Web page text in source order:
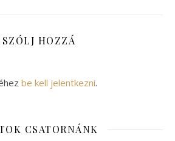
SZÓLJ HOZZÁ
be kell jelentkezni.
CSATORNÁNK